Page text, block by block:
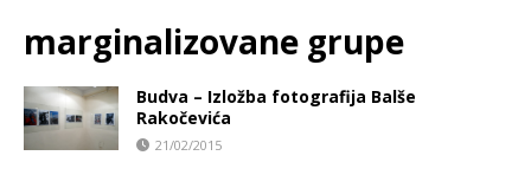
marginalizovane grupe
Budva – Izložba fotografija Balše
Rakočevića
21/02/2015